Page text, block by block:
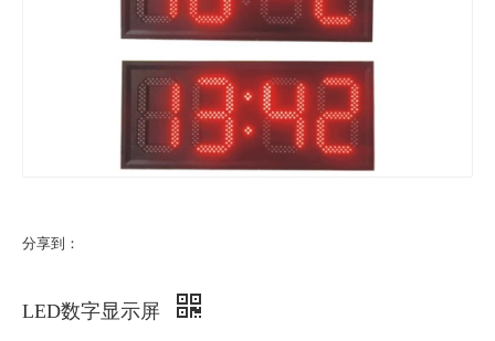
分享到：
LED数字显示屏